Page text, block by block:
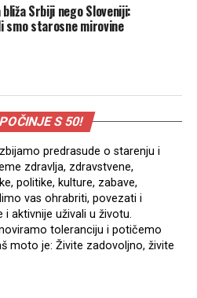
Srbiji nego Sloveniji:
smo starosne mirovine
S 50!
predrasude o starenju i
zdravlja, zdravstvene,
politike, kulture, zabave,
vas ohrabriti, povezati i
aktivnije uživali u životu.
toleranciju i potičemo
moto je: Živite zadovoljno, živite